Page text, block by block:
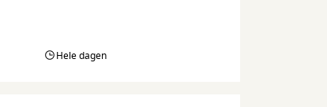
Hele dagen